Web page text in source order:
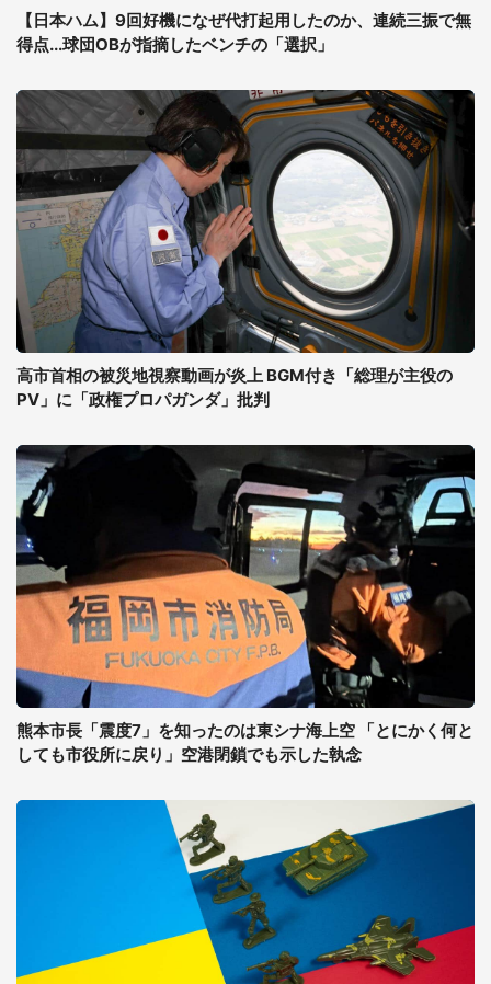
【日本ハム】9回好機になぜ代打起用したのか、連続三振で無
得点...球団OBが指摘したベンチの「選択」
高市首相の被災地視察動画が炎上 BGM付き「総理が主役の
PV」に「政権プロパガンダ」批判
熊本市長「震度7」を知ったのは東シナ海上空 「とにかく何と
しても市役所に戻り」空港閉鎖でも示した執念